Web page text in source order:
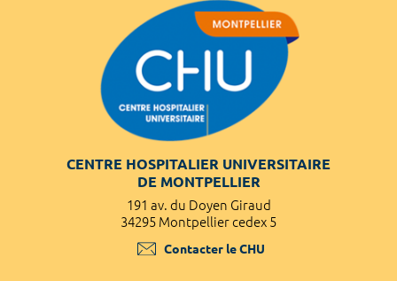
CENTRE HOSPITALIER UNIVERSITAIRE
DE MONTPELLIER
191 av. du Doyen Giraud
34295 Montpellier cedex 5
Contacter le CHU